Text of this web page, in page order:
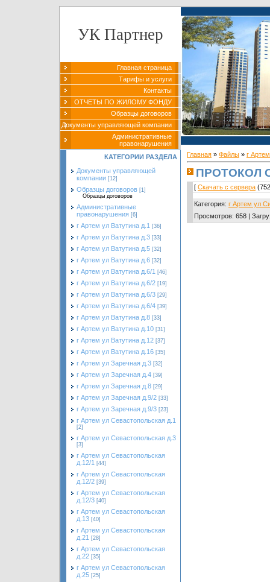
УК Партнер
Главная страница
Тарифы и услуги
Контакты
ОТЧЕТЫ ПО ЖИЛОМУ ФОНДУ
Образцы договоров
Документы управляющей компании
Административные
правонарушения
КАТЕГОРИИ РАЗДЕЛА
Документы управляющей
компании [12]
Образцы договоров [1]
Образцы договоров
Административные
правонарушения [6]
г Артем ул Ватутина д.1 [36]
г Артем ул Ватутина д.3 [33]
г Артем ул Ватутина д.5 [32]
г Артем ул Ватутина д.6 [32]
г Артем ул Ватутина д.6/1 [46]
г Артем ул Ватутина д.6/2 [19]
г Артем ул Ватутина д.6/3 [29]
г Артем ул Ватутина д.6/4 [39]
г Артем ул Ватутина д.8 [33]
г Артем ул Ватутина д.10 [31]
г Артем ул Ватутина д.12 [37]
г Артем ул Ватутина д.16 [35]
г Артем ул Заречная д.3 [32]
г Артем ул Заречная д.4 [39]
г Артем ул Заречная д.8 [29]
г Артем ул Заречная д.9/2 [33]
г Артем ул Заречная д.9/3 [23]
г Артем ул Севастопольская д.1
[2]
г Артем ул Севастопольская д.3
[3]
г Артем ул Севастопольская
д.12/1 [44]
г Артем ул Севастопольская
д.12/2 [39]
г Артем ул Севастопольская
д.12/3 [40]
г Артем ул Севастопольская
д.13 [40]
г Артем ул Севастопольская
д.21 [28]
г Артем ул Севастопольская
д.22 [35]
г Артем ул Севастопольская
д.25 [25]
Главная » Файлы » г
ПРОТОКОЛ
[ Скачать с сервера
Категория: г Артем ул
Просмотров: 658 |